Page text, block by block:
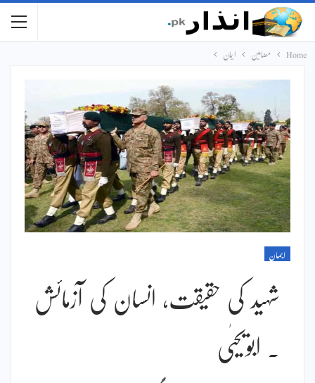
Home مضامین ایمان
ایمان
شہید کی حقیقت، انسان کی آزمائش
۔ ابویحیٰی